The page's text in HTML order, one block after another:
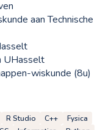
aan Technische
UHasselt
wiskunde (8u)
R Studio C++
Fysica